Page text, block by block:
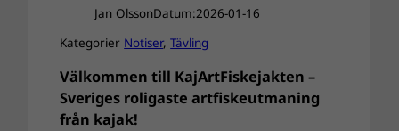
Jan OlssonDatum:2026-01-16
Kategorier Notiser, Tävling
Välkommen till KajArtFiskejakten –
Sveriges roligaste artfiskeutmaning
från kajak!